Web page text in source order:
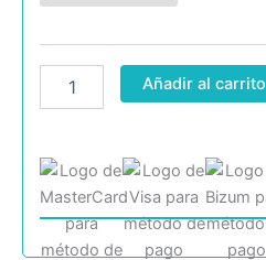
AA
Añadir al carrito